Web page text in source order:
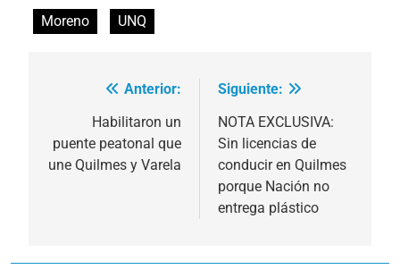
Moreno
UNQ
Navegación
entradas
Anterior:
Habilitaron un
puente peatonal que
une Quilmes y Varela
Siguiente:
NOTA EXCLUSIVA:
Sin licencias de
conducir en Quilmes
porque Nación no
entrega plástico